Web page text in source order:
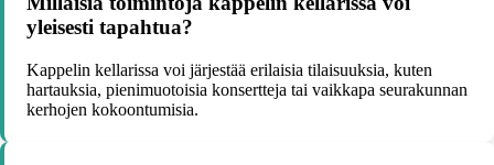
yleisesti tapahtua?
Kappelin kellarissa voi järjestää erilaisia tilaisuuksia, kuten
hartauksia, pienimuotoisia konsertteja tai vaikkapa seurakunnan
kerhojen kokoontumisia.